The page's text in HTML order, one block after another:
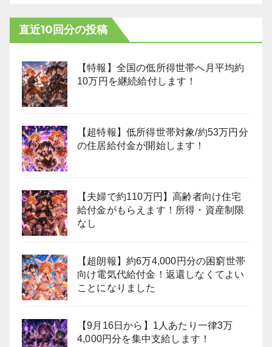
直近10回分の投稿
【特報】全国の低所得世帯へ月平均約
10万円を継続給付します！
【超特報】低所得世帯対象/約53万円分
の住居給付金が開始します！
【夫婦で約110万円】高齢者向け住宅
給付金がもらえます！所得・資産制限
なし
【超朗報】約6万4,000円分の困窮世帯
向け電気代給付金！返還しなくてよい
ことになりました
【9月16日から】1人あたり一律3万
4,000円分を集中支給します！